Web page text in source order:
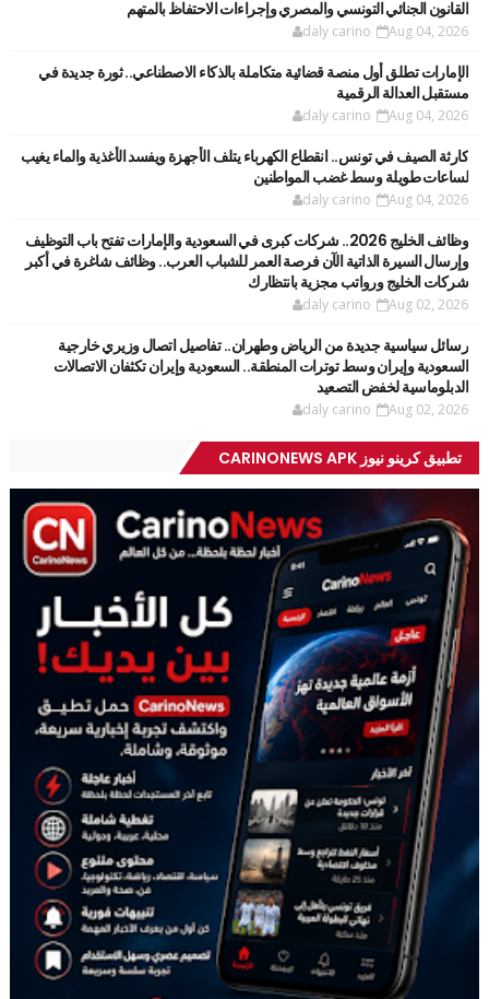
القانون الجنائي التونسي والمصري وإجراءات الاحتفاظ بالمتهم
daly carino Aug 04, 2026
الإمارات تطلق أول منصة قضائية متكاملة بالذكاء الاصطناعي.. ثورة جديدة في
مستقبل العدالة الرقمية
daly carino Aug 04, 2026
كارثة الصيف في تونس.. انقطاع الكهرباء يتلف الأجهزة ويفسد الأغذية والماء يغيب
لساعات طويلة وسط غضب المواطنين
daly carino Aug 04, 2026
وظائف الخليج 2026.. شركات كبرى في السعودية والإمارات تفتح باب التوظيف
وإرسال السيرة الذاتية الآن فرصة العمر للشباب العرب.. وظائف شاغرة في أكبر
شركات الخليج ورواتب مجزية بانتظارك
daly carino Aug 02, 2026
رسائل سياسية جديدة من الرياض وطهران.. تفاصيل اتصال وزيري خارجية
السعودية وإيران وسط توترات المنطقة.. السعودية وإيران تكثفان الاتصالات
الدبلوماسية لخفض التصعيد
daly carino Aug 02, 2026
تطبيق كرينو نيوز CARINONEWS APK